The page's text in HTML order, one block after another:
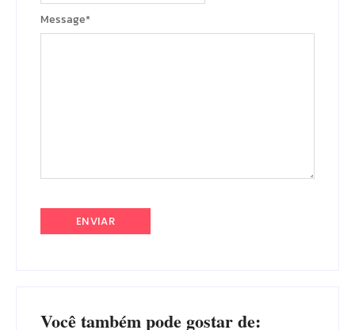
Message*
Você também pode gostar de: